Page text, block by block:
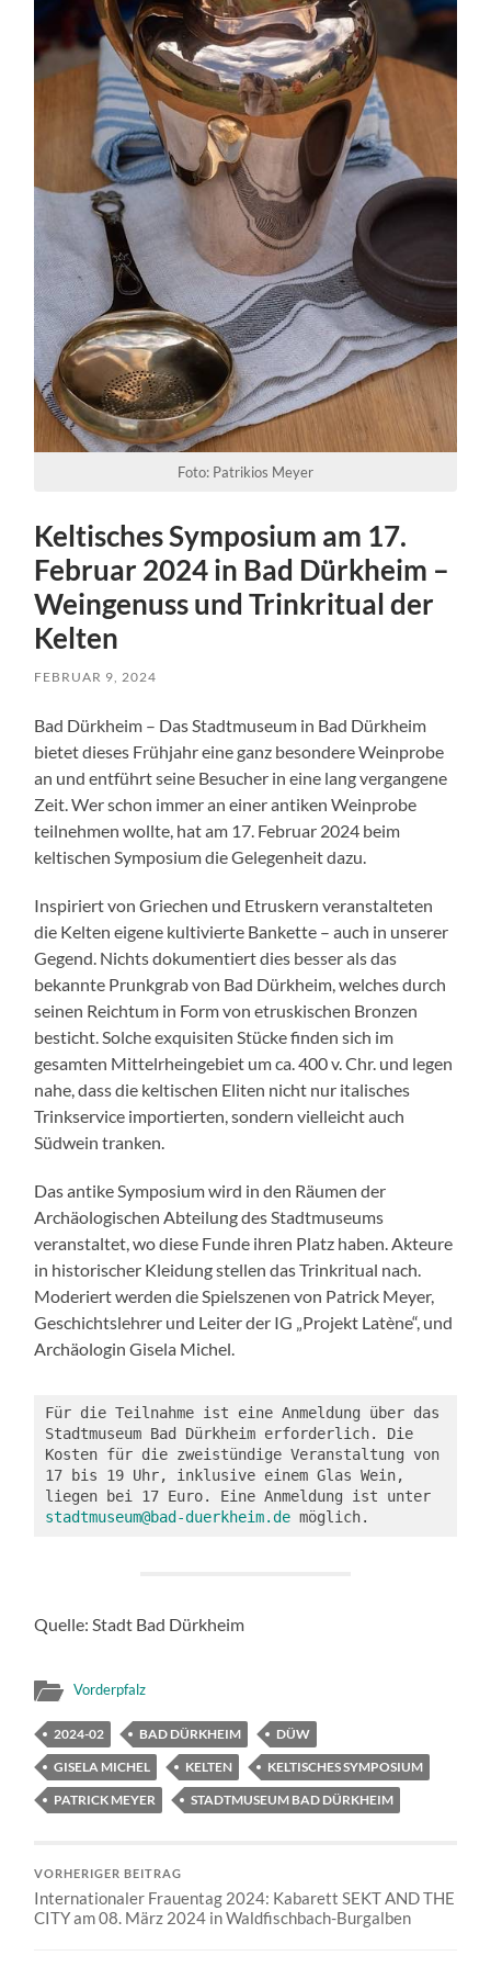
Foto: Patrikios Meyer
Keltisches Symposium am 17.
Februar 2024 in Bad Dürkheim –
Weingenuss und Trinkritual der
Kelten
FEBRUAR 9, 2024
Bad Dürkheim – Das Stadtmuseum in Bad Dürkheim
bietet dieses Frühjahr eine ganz besondere Weinprobe
an und entführt seine Besucher in eine lang vergangene
Zeit. Wer schon immer an einer antiken Weinprobe
teilnehmen wollte, hat am 17. Februar 2024 beim
keltischen Symposium die Gelegenheit dazu.
Inspiriert von Griechen und Etruskern veranstalteten
die Kelten eigene kultivierte Bankette – auch in unserer
Gegend. Nichts dokumentiert dies besser als das
bekannte Prunkgrab von Bad Dürkheim, welches durch
seinen Reichtum in Form von etruskischen Bronzen
besticht. Solche exquisiten Stücke finden sich im
gesamten Mittelrheingebiet um ca. 400 v. Chr. und legen
nahe, dass die keltischen Eliten nicht nur italisches
Trinkservice importierten, sondern vielleicht auch
Südwein tranken.
Das antike Symposium wird in den Räumen der
Archäologischen Abteilung des Stadtmuseums
veranstaltet, wo diese Funde ihren Platz haben. Akteure
in historischer Kleidung stellen das Trinkritual nach.
Moderiert werden die Spielszenen von Patrick Meyer,
Geschichtslehrer und Leiter der IG „Projekt Latène“, und
Archäologin Gisela Michel.
Für die Teilnahme ist eine Anmeldung über das
Stadtmuseum Bad Dürkheim erforderlich. Die
Kosten für die zweistündige Veranstaltung von
17 bis 19 Uhr, inklusive einem Glas Wein,
liegen bei 17 Euro. Eine Anmeldung ist unter
stadtmuseum@bad-duerkheim.de möglich.
Quelle: Stadt Bad Dürkheim
Vorderpfalz
2024-02 BAD DÜRKHEIM
DÜW
GISELA MICHEL
KELTEN
KELTISCHES SYMPOSIUM
PATRICK MEYER
STADTMUSEUM BAD DÜRKHEIM
VORHERIGER BEITRAG
Internationaler Frauentag 2024: Kabarett SEKT AND THE
CITY am 08. März 2024 in Waldfischbach-Burgalben